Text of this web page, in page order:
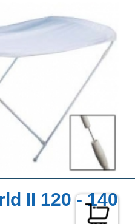
II 120 - 140